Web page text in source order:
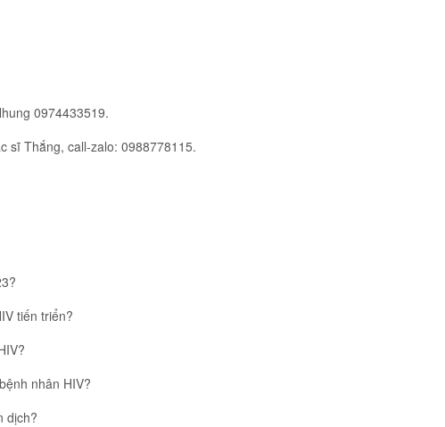
0974433519.
sĩ Thắng, call-zalo: 0988778115.
tiến triển?
nhân HIV?
dịch?